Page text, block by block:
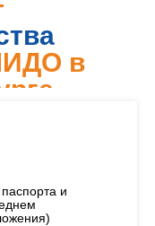
в
и